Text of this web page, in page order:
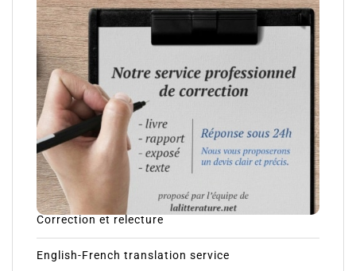
Correction et relecture
English-French translation service